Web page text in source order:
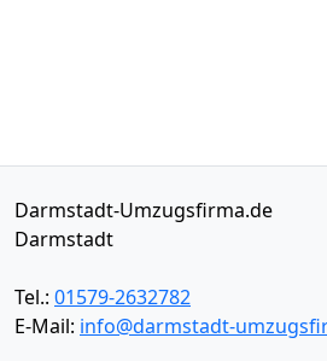
Darmstadt-Umzugsfirma.de
Darmstadt
Tel.: 01579-2632782
E-Mail: info@darmstadt-